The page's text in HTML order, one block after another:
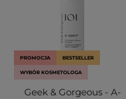
PROMOCJA BESTSELLER
WYBÓR KOSMETOLOGA
Geek & Gorgeous - A-